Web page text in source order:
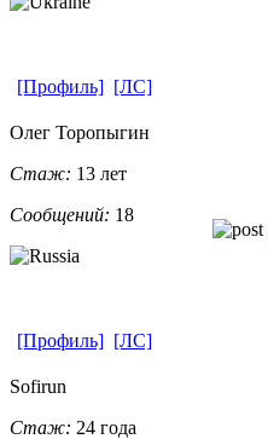
[Профиль] [ЛС]
Олег Торопыгин
Стаж: 13 лет
Сообщений: 18
[Профиль] [ЛС]
Sofirun
Стаж: 24 года